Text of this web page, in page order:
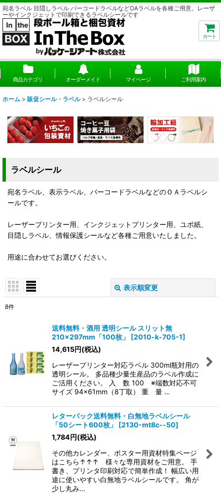
宛名ラベル 目隠しラベル バーコードラベルなどOAラベルを各種ご用意。レーザ
ーやインクジェットで印刷できるラベルシールです
カート
商品カテゴリ オーダーメイド マイページ ご利用案内
ホーム > 販促シール・ラベル > ラベルシール
ラベルシール
宛名ラベル、表示ラベル、バーコードラベルなどのＯＡラベルシ
ールです。
レーザープリンター用、インクジェットプリンター用、ユポ紙、
目隠しラベル、情報保護シールなど各種ご用意いたしました。
用途に合わせてお選びください。
表示順変更
並び順:
絞り込む
8件
送料無料・酒用 透明シール スリット無
210×297mm「100枚」
[2010-k-705-1]
14,615円(税込)
レーザープリンター対応ラベル 300ml瓶対用の
透明シール。 多品種少量生産品のラベル作成に
ご活用ください。 入 数 100 ※端数対応不可
サイズ 94×61mm（8丁取） 重 量 …
レターパック送料無料・白無地ラベルシール
「50シート600枚」
[2130-mt8c--50]
1,784円(税込)
その他カレンダー、ポスター用資材特集ページ
はこちら↑↑↑ 様々な専用資材をご用意。 手
書き、プリンタ印刷対応で簡単作成！ 幅広い用
途に使いやすい白無地ラベルシールです。 角が
少し丸み…